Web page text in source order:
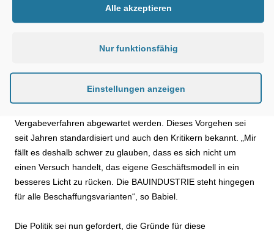
sicherlich nicht akzeptanzfördernd. Es hat aber zunächst nichts
die konventionelle Variante. Babiel weiter: „Da die endgültige
Grundlage.“ Hierfür müssen erst die konkreten Angebote der
Vergabeverfahren abgewartet werden. Dieses Vorgehen sei
seit Jahren standardisiert und auch den Kritikern bekannt. „Mir
fällt es deshalb schwer zu glauben, dass es sich nicht um
einen Versuch handelt, das eigene Geschäftsmodell in ein
besseres Licht zu rücken. Die BAUINDUSTRIE steht hingegen
für alle Beschaffungsvarianten“, so Babiel.
Die Politik sei nun gefordert, die Gründe für diese
Alle akzeptieren
Nur funktionsfähig
Einstellungen anzeigen